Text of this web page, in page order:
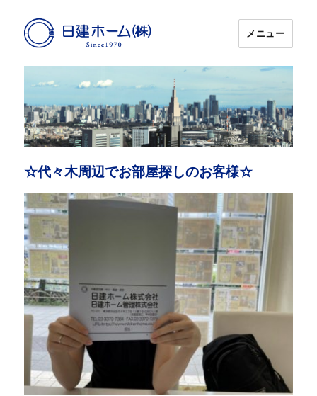
日建ホーム
メニュー
☆代々木周辺でお部屋探しのお客様☆